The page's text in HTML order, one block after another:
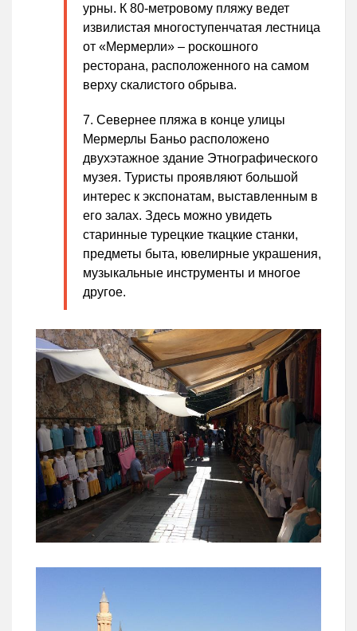
урны. К 80-метровому пляжу ведет
извилистая многоступенчатая лестница
от «Мермерли» – роскошного
ресторана, расположенного на самом
верху скалистого обрыва.
Севернее пляжа в конце улицы
Мермерлы Баньо расположено
двухэтажное здание Этнографического
музея. Туристы проявляют большой
интерес к экспонатам, выставленным в
его залах. Здесь можно увидеть
старинные турецкие ткацкие станки,
предметы быта, ювелирные украшения,
музыкальные инструменты и многое
другое.